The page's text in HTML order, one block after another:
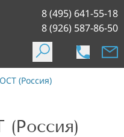
8 (495) 641-55-18
8 (926) 587-86-50
(Россия)